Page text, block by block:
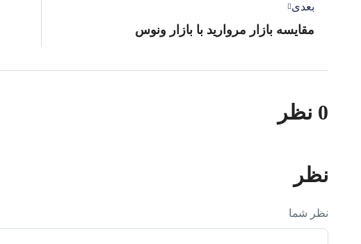
بعدی
مقایسه بازار مروارید با بازار ونوس
0 نظر
نظر
نظر شما